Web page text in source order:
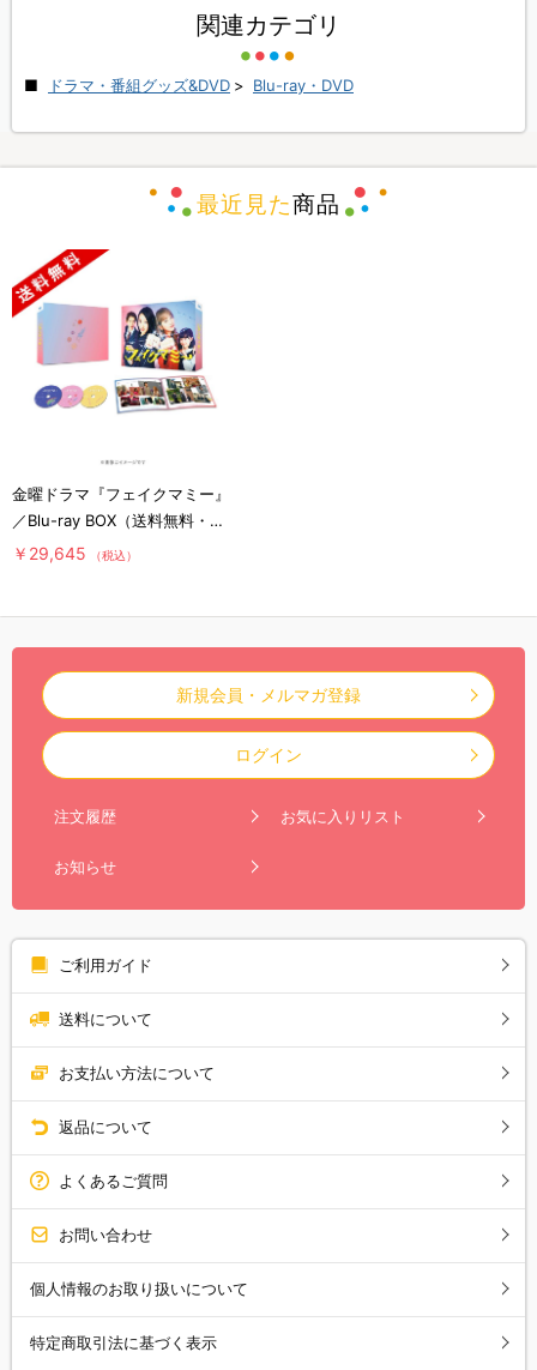
関連カテゴリ
ドラマ・番組グッズ&DVD > Blu-ray・DVD
最近見た商品
金曜ドラマ『フェイクマミー』
／Blu-ray BOX（送料無料・3
枚組）
￥29,645 （税込）
新規会員・メルマガ登録
ログイン
注文履歴 お気に入りリスト
お知らせ
ご利用ガイド
送料について
お支払い方法について
返品について
よくあるご質問
お問い合わせ
個人情報のお取り扱いについて
特定商取引法に基づく表示